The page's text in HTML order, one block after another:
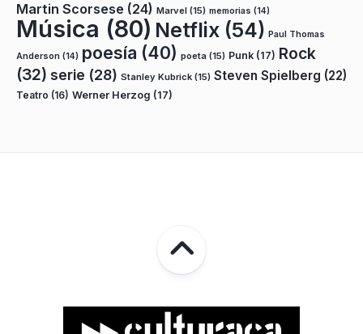
Martin Scorsese (24) Marvel (15) memorias (14)
Música (80) Netflix (54) Paul Thomas
Anderson (14) poesía (40) poeta (15) Punk (17) Rock
(32) serie (28) Stanley Kubrick (15) Steven Spielberg (22)
Teatro (16) Werner Herzog (17)